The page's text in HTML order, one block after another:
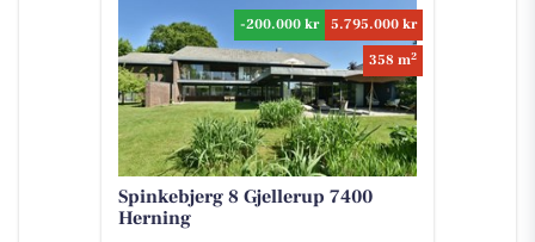
-200.000 kr
5.795.000 kr
358 m2
Spinkebjerg 8 Gjellerup 7400
Herning